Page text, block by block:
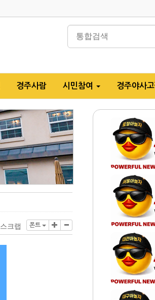
경주사람 시민참여 경주야사
폰트
스크랩